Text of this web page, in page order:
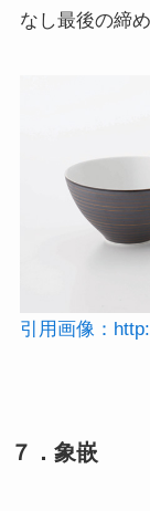
なし最後の締
引用画像：
７．象嵌